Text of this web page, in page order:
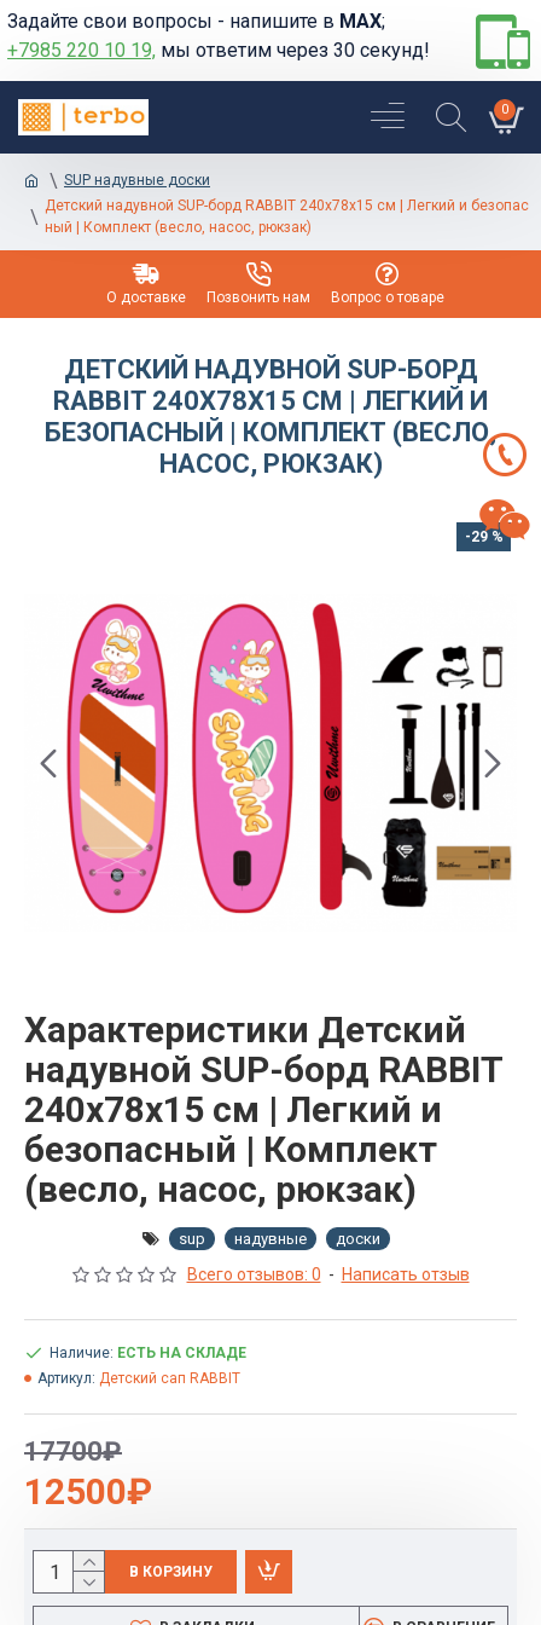
Задайте свои вопросы - напишите в MAX;
+7985 220 10 19, мы ответим через 30 секунд!
0
SUP надувные доски
Детский надувной SUP-борд RABBIT 240x78x15 см | Легкий и безопас
ный | Комплект (весло, насос, рюкзак)
О доставке Позвонить нам Вопрос о товаре
ДЕТСКИЙ НАДУВНОЙ SUP-БОРД
RABBIT 240X78X15 СМ | ЛЕГКИЙ И
БЕЗОПАСНЫЙ | КОМПЛЕКТ (ВЕСЛО,
НАСОС, РЮКЗАК)
-29 %
Характеристики Детский
надувной SUP-борд RABBIT
240x78x15 см | Легкий и
безопасный | Комплект
(весло, насос, рюкзак)
sup надувные доски
Всего отзывов: 0 - Написать отзыв
12500₽
17700₽
Наличие: ЕСТЬ НА СКЛАДЕ
Артикул: Детский сап RABBIT
В КОРЗИНУ